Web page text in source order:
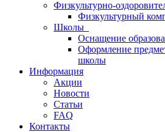
Физкультурно-
Физкультурный
Школы
Оснащение
Оформление
школы
Информация
Акции
Новости
Статьи
FAQ
Контакты